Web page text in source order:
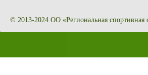
© 2013-2024 ОО «Региональная спортивная